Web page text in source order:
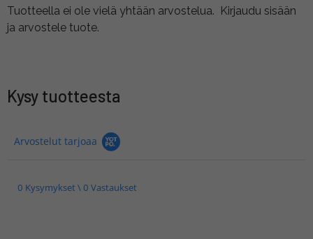
Tuotteella ei ole vielä yhtään arvostelua. Kirjaudu sisään
ja arvostele tuote.
Kysy tuotteesta
Arvostelut tarjoaa
0 Kysymykset \ 0 Vastaukset